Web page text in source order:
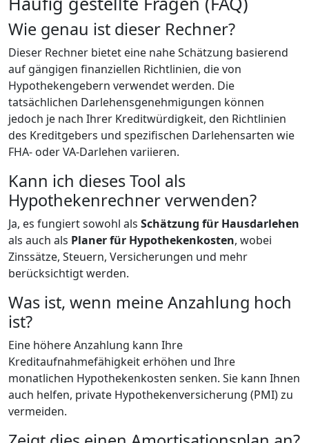
Wie genau ist dieser Rechner?
Dieser Rechner bietet eine nahe Schätzung basierend
auf gängigen finanziellen Richtlinien, die von
Hypothekengebern verwendet werden. Die
tatsächlichen Darlehensgenehmigungen können
jedoch je nach Ihrer Kreditwürdigkeit, den Richtlinien
des Kreditgebers und spezifischen Darlehensarten wie
FHA- oder VA-Darlehen variieren.
Kann ich dieses Tool als
Hypothekenrechner verwenden?
Ja, es fungiert sowohl als Schätzung für Hausdarlehen
als auch als Planer für Hypothekenkosten, wobei
Zinssätze, Steuern, Versicherungen und mehr
berücksichtigt werden.
Was ist, wenn meine Anzahlung hoch
ist?
Eine höhere Anzahlung kann Ihre
Kreditaufnahmefähigkeit erhöhen und Ihre
monatlichen Hypothekenkosten senken. Sie kann Ihnen
auch helfen, private Hypothekenversicherung (PMI) zu
vermeiden.